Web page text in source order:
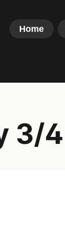
Home
3/4